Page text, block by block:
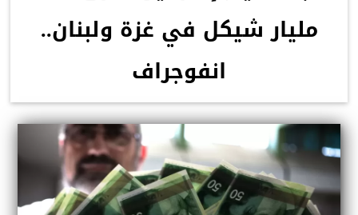
مليار شيكل في غزة ولبنان..
انفوجراف